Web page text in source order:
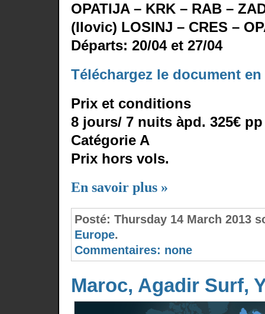
OPATIJA – KRK – RAB –
(Ilovic) LOSINJ – CRES –
Départs: 20/04 et 27/04
Téléchargez le document
Prix et conditions
8 jours/ 7 nuits àpd. 325€ pp
Catégorie A
Prix hors vols.
En savoir plus »
Posté: Thursday 14 March 2013
Europe.
Commentaires: none
Maroc, Agadir Surf,